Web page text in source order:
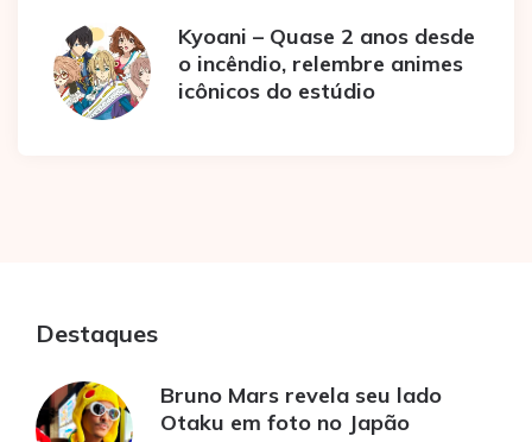
Kyoani – Quase 2 anos desde
o incêndio, relembre animes
icônicos do estúdio
Destaques
Bruno Mars revela seu lado
Otaku em foto no Japão